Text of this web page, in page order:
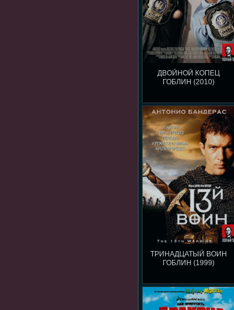
ДВОЙНОЙ КОПЕЦ
ГОБЛИН (2010)
ТРИНАДЦАТЫЙ ВОИН
ГОБЛИН (1999)